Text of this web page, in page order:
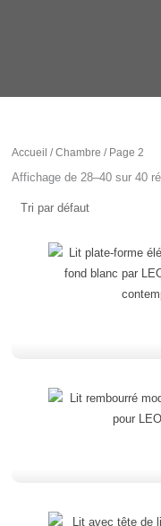
Accueil /Chambre / Page 2
Affichage de 28–40 sur 40